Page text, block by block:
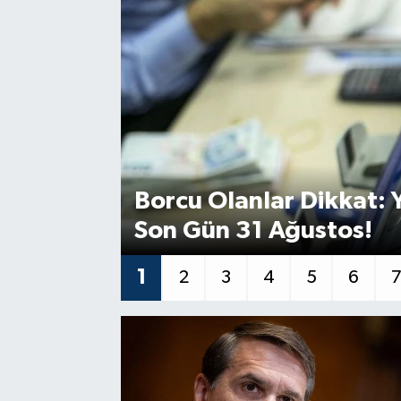
Borcu Olanlar Dikkat:
Son Gün 31 Ağustos!
1 2 3 4 5 6 7